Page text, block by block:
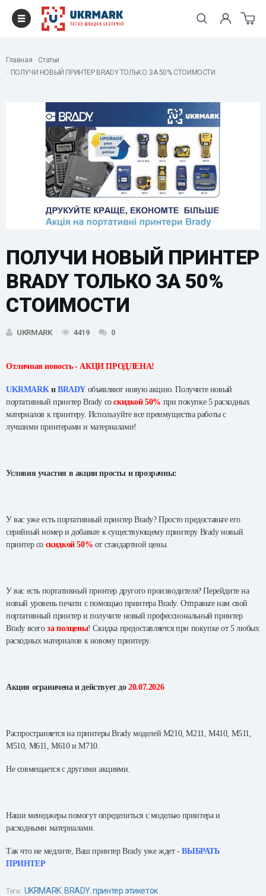
Главная
Статьи
ПОЛУЧИ НОВЫЙ ПРИНТЕР BRADY ТОЛЬКО ЗА 50% СТОИМОСТИ
ПОЛУЧИ НОВЫЙ ПРИНТЕР
BRADY ТОЛЬКО ЗА 50%
СТОИМОСТИ
UKRMARK 4419 0
Отличная новость - АКЦИ ПРОДЛЕНА!
UKRMARKиBRADY объявляют новую акцию. Получите новый
портативный принтер Brady соскидкой 50% при покупке 5 расходных
материалов к принтеру. Используйте все преимущества работы с
лучшими принтерами и материалами!
Условия участия в акции просты и прозрачны:
У вас уже есть портативный принтер Brady? Просто предоставьте его
серийный номер и добавьте к существующему принтеру Brady новый
принтер со скидкой 50% от стандартной цены.
У вас есть портативный принтер другого производителя? Перейдите на
новый уровень печати с помощью принтера Brady. Отправьте нам свой
портативный принтер и получите новый профессиональный принтер
Brady всегоза полцены! Скидка предоставляется при покупке от 5 любых
расходных материалов к новому принтеру.
Акция ограничена и действует до20.07.2026
Распространяется на принтеры Brady моделей M210, M211, M410, M511,
M510, M611, M610 и M710.
Не совмещается с другими акциями.
Наши менеджеры помогут определиться с моделью принтера и
расходными материалами.
Так что не медлите, Ваш принтер Brady уже ждет -ВЫБРАТЬ
ПРИНТЕР
Теги: UKRMARK. BRADY. принтер этикеток